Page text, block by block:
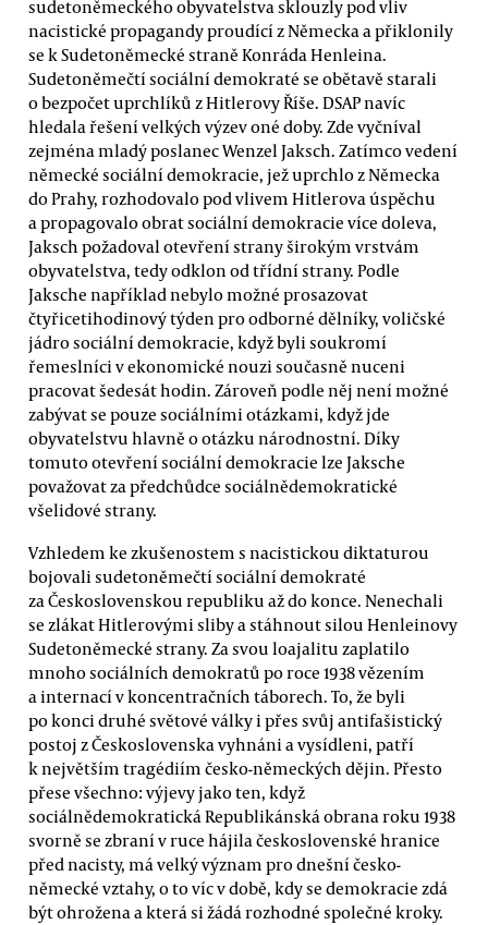
sudetoněmeckého obyvatelstva sklouzly pod vliv
nacistické propagandy proudící z Německa a přiklonily
se k Sudetoněmecké straně Konráda Henleina.
Sudetoněmečtí sociální demokraté se obětavě starali
o bezpočet uprchlíků z Hitlerovy Říše. DSAP navíc
hledala řešení velkých výzev oné doby. Zde vyčníval
zejména mladý poslanec Wenzel Jaksch. Zatímco vedení
německé sociální demokracie, jež uprchlo z Německa
do Prahy, rozhodovalo pod vlivem Hitlerova úspěchu
a propagovalo obrat sociální demokracie více doleva,
Jaksch požadoval otevření strany širokým vrstvám
obyvatelstva, tedy odklon od třídní strany. Podle
Jaksche například nebylo možné prosazovat
čtyřicetihodinový týden pro odborné dělníky, voličské
jádro sociální demokracie, když byli soukromí
řemeslníci v ekonomické nouzi současně nuceni
pracovat šedesát hodin. Zároveň podle něj není možné
zabývat se pouze sociálními otázkami, když jde
obyvatelstvu hlavně o otázku národnostní. Díky
tomuto otevření sociální demokracie lze Jaksche
považovat za předchůdce sociálnědemokratické
všelidové strany.
Vzhledem ke zkušenostem s nacistickou diktaturou
bojovali sudetoněmečtí sociální demokraté
za Československou republiku až do konce. Nenechali
se zlákat Hitlerovými sliby a stáhnout silou Henleinovy
Sudetoněmecké strany. Za svou loajalitu zaplatilo
mnoho sociálních demokratů po roce 1938 vězením
a internací v koncentračních táborech. To, že byli
po konci druhé světové války i přes svůj antifašistický
postoj z Československa vyhnáni a vysídleni, patří
k největším tragédiím česko-německých dějin. Přesto
přese všechno: výjevy jako ten, když
sociálnědemokratická Republikánská obrana roku 1938
svorně se zbraní v ruce hájila československé hranice
před nacisty, má velký význam pro dnešní česko-
německé vztahy, o to víc v době, kdy se demokracie zdá
být ohrožena a která si žádá rozhodné společné kroky.